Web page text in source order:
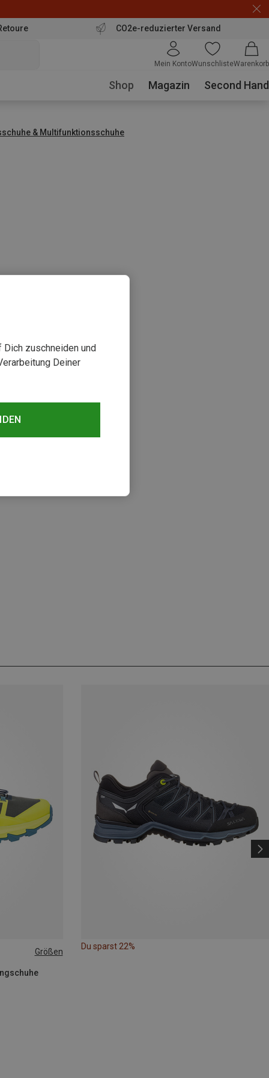
CO2e-reduzierter Versand
Mein KontoWunschlisteWarenkorb
Shop Magazin Second Hand
& Multifunktionsschuhe
Größen
Du sparst 22%
zuschneiden und
Deiner